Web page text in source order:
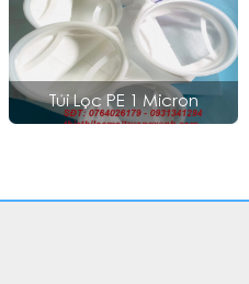
Túi Lọc PE 1 Micron